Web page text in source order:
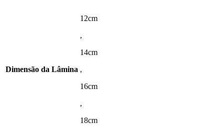
Dimensão da Lâmina
12cm
,
14cm
,
16cm
,
18cm